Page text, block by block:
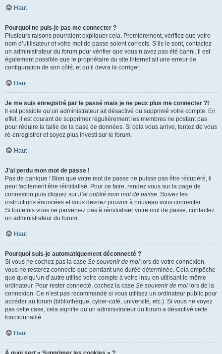
Haut
Pourquoi ne puis-je pas me connecter ?
Plusieurs raisons pourraient expliquer cela. Premièrement, vérifiez que votre
nom d’utilisateur et votre mot de passe soient corrects. S’ils le sont, contactez
un administrateur du forum pour vérifier que vous n’avez pas été banni. Il est
également possible que le propriétaire du site Internet ait une erreur de
configuration de son côté, et qu’il devra la corriger.
Haut
Je me suis enregistré par le passé mais je ne peux plus me connecter ?!
Il est possible qu’un administrateur ait désactivé ou supprimé votre compte. En
effet, il est courant de supprimer régulièrement les membres ne postant pas
pour réduire la taille de la base de données. Si cela vous arrive, tentez de vous
ré-enregistrer et soyez plus investi sur le forum.
Haut
J’ai perdu mon mot de passe !
Pas de panique ! Bien que votre mot de passe ne puisse pas être récupéré, il
peut facilement être réinitialisé. Pour ce faire, rendez vous sur la page de
connexion puis cliquez sur J’ai oublié mon mot de passe. Suivez les
instructions énoncées et vous devriez pouvoir à nouveau vous connecter.
Si toutefois vous ne parveniez pas à réinitialiser votre mot de passe, contactez
un administrateur du forum.
Haut
Pourquoi suis-je automatiquement déconnecté ?
Si vous ne cochez pas la case Se souvenir de moi lors de votre connexion,
vous ne resterez connecté que pendant une durée déterminée. Cela empêche
que quelqu’un d’autre utilise votre compte à votre insu en utilisant le même
ordinateur. Pour rester connecté, cochez la case Se souvenir de moi lors de la
connexion. Ce n’est pas recommandé si vous utilisez un ordinateur public pour
accéder au forum (bibliothèque, cyber-café, université, etc.). Si vous ne voyez
pas cette case, cela signifie qu’un administrateur du forum a désactivé cette
fonctionnalité.
Haut